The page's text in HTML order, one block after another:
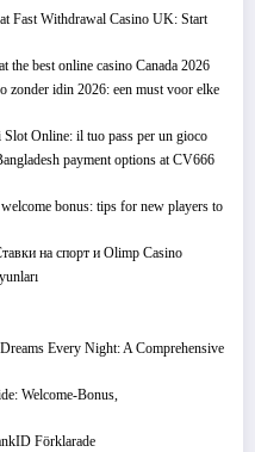
Fast Withdrawal Casino UK: Start
the best online casino Canada 2026
zonder idin 2026: een must voor elke
Online: il tuo pass per un gioco
payment options at CV666
bonus: tips for new players to
на спорт и Olimp Casino
Every Night: A Comprehensive
Welcome‑Bonus,
Förklarade